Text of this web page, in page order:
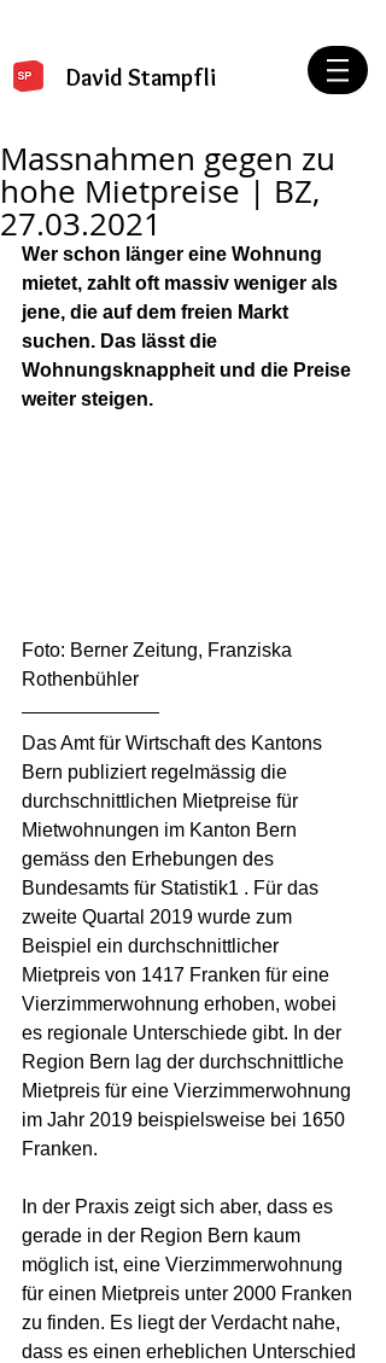
David Stampfli
Massnahmen gegen zu
hohe Mietpreise | BZ,
27.03.2021
Wer schon länger eine Wohnung
mietet, zahlt oft massiv weniger als
jene, die auf dem freien Markt
suchen. Das lässt die
Wohnungsknappheit und die Preise
weiter steigen.
Foto: Berner Zeitung, Franziska
Rothenbühler
Das Amt für Wirtschaft des Kantons
Bern publiziert regelmässig die
durchschnittlichen Mietpreise für
Mietwohnungen im Kanton Bern
gemäss den Erhebungen des
Bundesamts für Statistik1 . Für das
zweite Quartal 2019 wurde zum
Beispiel ein durchschnittlicher
Mietpreis von 1417 Franken für eine
Vierzimmerwohnung erhoben, wobei
es regionale Unterschiede gibt. In der
Region Bern lag der durchschnittliche
Mietpreis für eine Vierzimmerwohnung
im Jahr 2019 beispielsweise bei 1650
Franken.
In der Praxis zeigt sich aber, dass es
gerade in der Region Bern kaum
möglich ist, eine Vierzimmerwohnung
für einen Mietpreis unter 2000 Franken
zu finden. Es liegt der Verdacht nahe,
dass es einen erheblichen Unterschied